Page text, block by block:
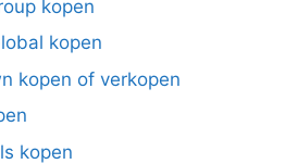
kopen
kopen
kopen of verkopen
kopen